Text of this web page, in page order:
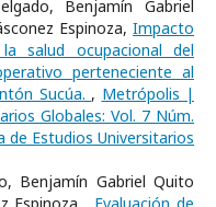
Benjamín Gabriel
Espinoza, Impacto
salud ocupacional del
perteneciente al
Sucúa. , Metrópolis |
Globales: Vol. 7 Núm.
Estudios Universitarios
Benjamín Gabriel Quito